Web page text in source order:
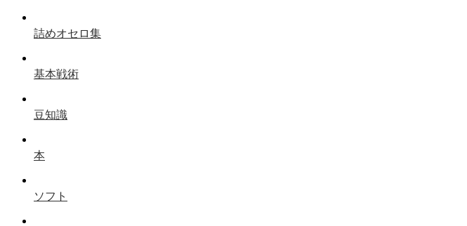
詰めオセロ集
基本戦術
豆知識
本
ソフト